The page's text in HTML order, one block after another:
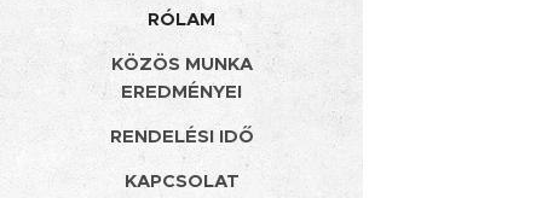
RÓLAM
KÖZÖS MUNKA
EREDMÉNYEI
RENDELÉSI IDŐ
KAPCSOLAT